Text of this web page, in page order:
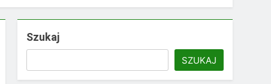
Szukaj
SZUKAJ